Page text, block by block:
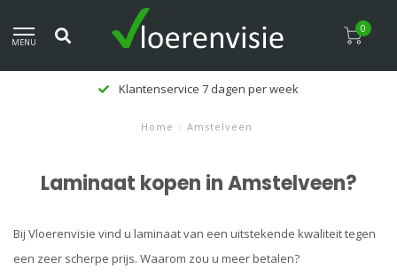
MENU
0
Klantenservice 7 dagen per week
Home / Amstelveen
Laminaat kopen in Amstelveen?
Bij Vloerenvisie vind u laminaat van een uitstekende kwaliteit tegen
een zeer scherpe prijs. Waarom zou u meer betalen?